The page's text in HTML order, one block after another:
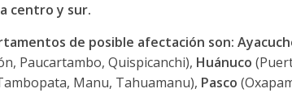
centro y sur.
de posible afectación son:
Paucartambo, Quispicanchi), Huánuco
Manu, Tahuamanu), Pasco